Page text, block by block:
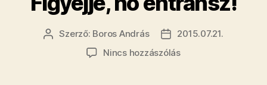
Bejegyzés
Szerző: Boros András
Bejegyzés
dátuma
2015.07.21.
Nincs hozzászólása(z)